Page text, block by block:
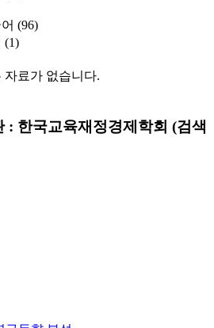
(96)
(1)
자료가 없습니다.
: 한국교육재정경제학회 (검색